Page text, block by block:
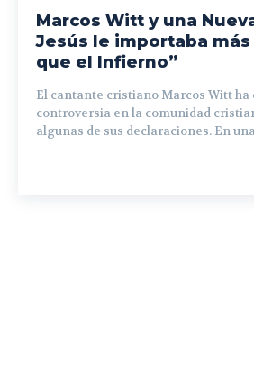
Marcos Witt y una
Jesús le importaba
que el Infierno”
El cantante cristiano Marcos Witt ha
controversia en la comunidad
algunas de sus declaraciones. En